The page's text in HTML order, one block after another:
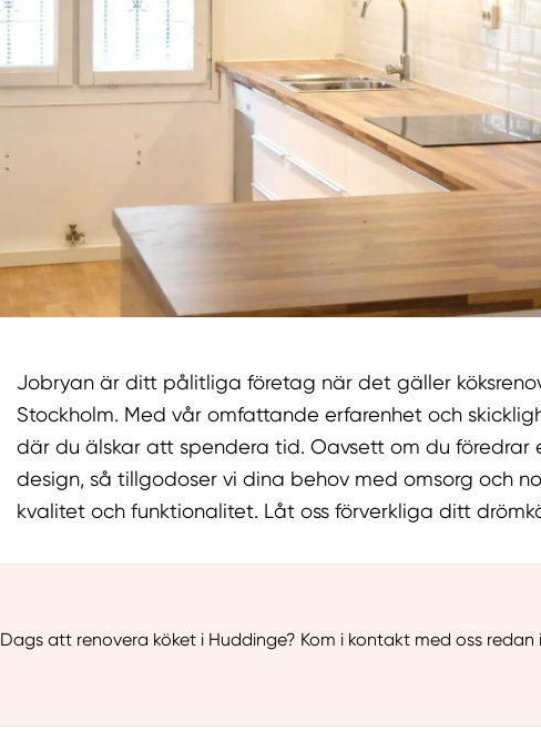
Jobryan är ditt pålitliga företag när det gäller
Stockholm. Med vår omfattande erfarenhet och
där du älskar att spendera tid. Oavsett om du föredrar
design, så tillgodoser vi dina behov med omsorg och
kvalitet och funktionalitet. Låt oss förverkliga ditt
Dags att renovera köket i Huddinge? Kom i kontakt med oss redan